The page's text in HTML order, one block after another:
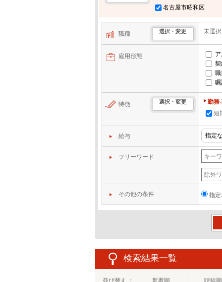
名古屋市昭和区
職種 選択・変更 未選択
雇用形態
契
職
嘱
特徴 選択・変更
勤務
短
給与
フリーワード
その他の条件 指
検索結果一覧
並び替え ： 新着順 時給順